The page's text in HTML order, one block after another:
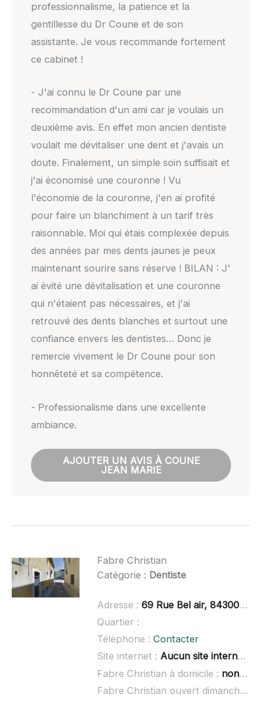
professionnalisme, la patience et la
gentillesse du Dr Coune et de son
assistante. Je vous recommande fortement
ce cabinet !
- J'ai connu le Dr Coune par une
recommandation d'un ami car je voulais un
deuxième avis. En effet mon ancien dentiste
voulait me dévitaliser une dent et j'avais un
doute. Finalement, un simple soin suffisait et
j'ai économisé une couronne ! Vu
l'économie de la couronne, j'en ai profité
pour faire un blanchiment à un tarif très
raisonnable. Moi qui étais complexée depuis
des années par mes dents jaunes je peux
maintenant sourire sans réserve ! BILAN : J'
ai évité une dévitalisation et une couronne
qui n'étaient pas nécessaires, et j'ai
retrouvé des dents blanches et surtout une
confiance envers les dentistes… Donc je
remercie vivement le Dr Coune pour son
honnêteté et sa compétence.
- Professionalisme dans une excellente
ambiance.
AJOUTER UN AVIS À COUNE
JEAN MARIE
Fabre Christian
Catégorie : Dentiste
Adresse : 69 Rue Bel air, 84300 Cavaillon
Quartier :
Téléphone : Contacter
Site internet : Aucun site internet connu
Fabre Christian à domicile : non renseigné
Fabre Christian ouvert dimanche :